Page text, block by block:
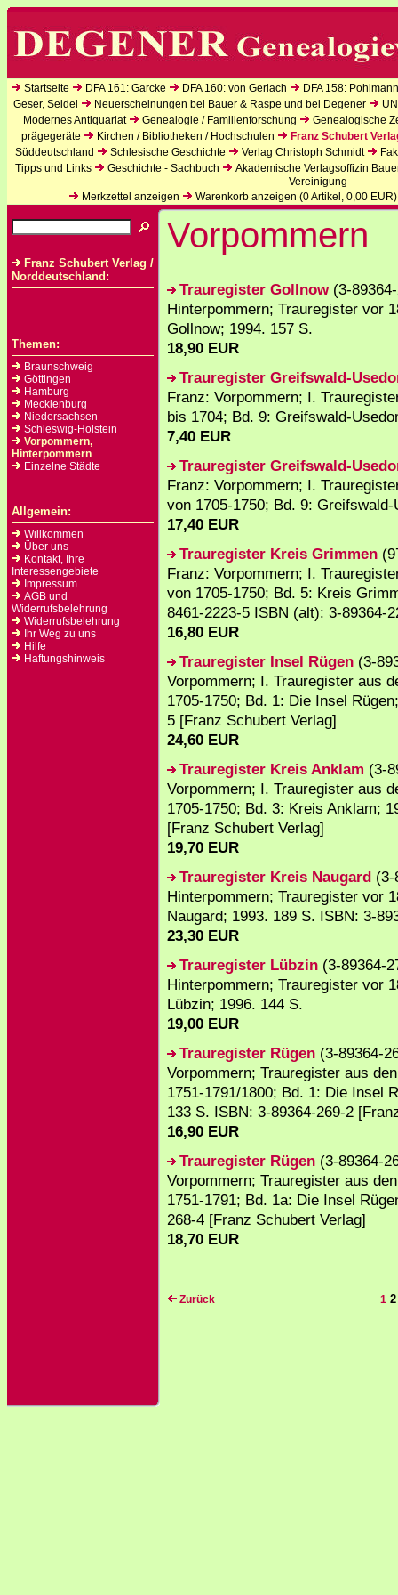
Startseite DFA 161: Garcke DFA 160: von Gerlach
DFA 158:
Geser, Seidel
Neuerscheinungen bei Bauer & Raspe und bei Degener
Modernes Antiquariat
Genealogie / Familienforschung
Genealogische
prägegeräte
Kirchen / Bibliotheken / Hochschulen
Franz Schubert
Süddeutschland
Schlesische Geschichte Verlag Christoph Schmidt
Tipps und Links
Geschichte - Sachbuch
Akademische Verlagsoffizin
Vereinigung
Merkzettel anzeigen
Warenkorb anzeigen (0Artikel, 0,00 EUR)
Franz Schubert Verlag /
Norddeutschland:
Themen:
Braunschweig
Göttingen
Hamburg
Mecklenburg
Niedersachsen
Schleswig-Holstein
Vorpommern,
Hinterpommern
Einzelne Städte
Allgemein:
Willkommen
Über uns
Kontakt, Ihre
Interessengebiete
Impressum
AGB und
Widerrufsbelehrung
Widerrufsbelehrung
Ihr Weg zu uns
Hilfe
Haftungshinweis
Vorpommern
Trauregister Gollnow(3-
Hinterpommern; Trauregister vor
Gollnow; 1994. 157 S.
18,90 EUR
Trauregister Greifswald-
Franz: Vorpommern; I.
bis 1704; Bd. 9: Greifswald-
7,40 EUR
Trauregister Greifswald-
Franz: Vorpommern; I.
von 1705-1750; Bd. 9:
17,40 EUR
Trauregister Kreis Grimmen
Franz: Vorpommern; I.
von 1705-1750; Bd. 5: Kreis
8461-2223-5 ISBN (alt): 3-89364-
16,80 EUR
Trauregister Insel Rügen (3-
Vorpommern; I. Trauregister aus
1705-1750; Bd. 1: Die Insel
5 [Franz Schubert Verlag]
24,60 EUR
Trauregister Kreis Anklam (3-
Vorpommern; I. Trauregister aus
1705-1750; Bd. 3: Kreis Anklam;
[Franz Schubert Verlag]
19,70 EUR
Trauregister Kreis Naugard (3-
Hinterpommern; Trauregister vor
Naugard; 1993. 189 S. ISBN: 3-
23,30 EUR
Trauregister Lübzin (3-89364-
Hinterpommern; Trauregister vor
Lübzin; 1996. 144 S.
19,00 EUR
Trauregister Rügen (3-89364-
Vorpommern; Trauregister aus
1751-1791/1800; Bd. 1: Die Insel
133 S. ISBN: 3-89364-269-2
16,90 EUR
Trauregister Rügen (3-89364-
Vorpommern; Trauregister aus
1751-1791; Bd. 1a: Die Insel
268-4 [Franz Schubert Verlag]
18,70 EUR
Zurück 1 2